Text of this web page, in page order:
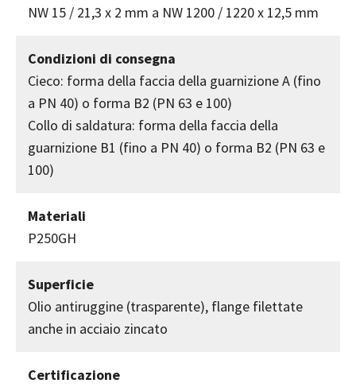
NW 15 / 21,3 x 2 mm a NW 1200 / 1220 x 12,5 mm
Condizioni di consegna
Cieco: forma della faccia della guarnizione A (fino
a PN 40) o forma B2 (PN 63 e 100)
Collo di saldatura: forma della faccia della
guarnizione B1 (fino a PN 40) o forma B2 (PN 63 e
100)
Materiali
P250GH
Superficie
Olio antiruggine (trasparente), flange filettate
anche in acciaio zincato
Certificazione